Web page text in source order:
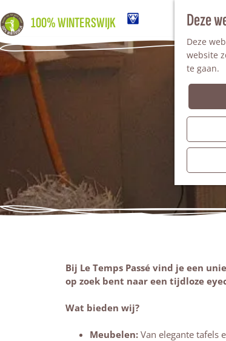
Deze
Deze
website
te gaan.
100% WINTERSWIJK
Bij Le Temps Passé vind je een
op zoek bent naar een tijdloze
Wat bieden wij?
Meubelen: Van elegante tafels